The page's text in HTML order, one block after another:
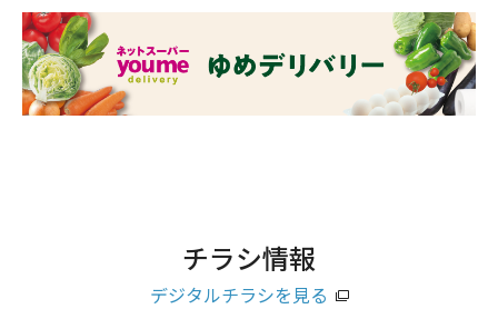
チラシ情報
デジタルチラシを見る